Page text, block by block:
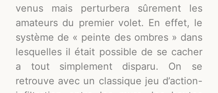
venus mais perturbera sûrement les
amateurs du premier volet. En effet, le
système de « peinte des ombres » dans
lesquelles il était possible de se cacher
a tout simplement disparu. On se
retrouve avec un classique jeu d’action-